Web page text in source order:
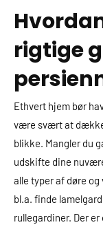
rigtige
Ethvert hjem bør
være svært at dække
blikke. Mangler du
udskifte dine
alle typer af døre
bl.a. finde
rullegardiner. Der